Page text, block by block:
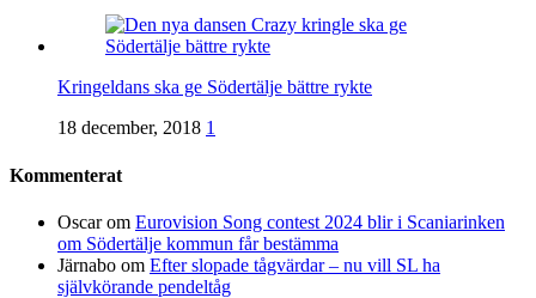
Kringeldans ska ge Södertälje bättre rykte
18 december, 2018 1
Kommenterat
Oscarom Eurovision Song contest 2024 blir i Scaniarinken
om Södertälje kommun får bestämma
Järnabo om Efter slopade tågvärdar – nu vill SL ha
självkörande pendeltåg